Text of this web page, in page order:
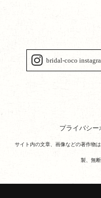
bridal-coco
プライバシー
サイト内の文章、画像などの著作物
製、無